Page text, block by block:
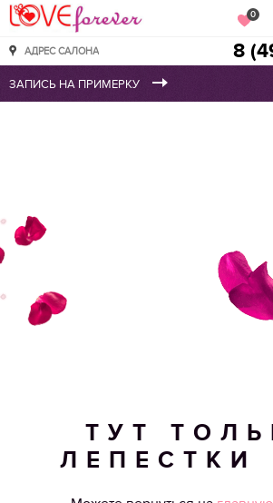
Love Forever
АДРЕС САЛОНА
0
8
ТУТ
ЛЕПЕСТКИ